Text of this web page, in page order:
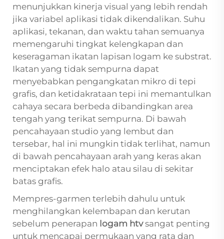
menunjukkan kinerja visual yang lebih rendah
jika variabel aplikasi tidak dikendalikan. Suhu
aplikasi, tekanan, dan waktu tahan semuanya
memengaruhi tingkat kelengkapan dan
keseragaman ikatan lapisan logam ke substrat.
Ikatan yang tidak sempurna dapat
menyebabkan pengangkatan mikro di tepi
grafis, dan ketidakrataan tepi ini memantulkan
cahaya secara berbeda dibandingkan area
tengah yang terikat sempurna. Di bawah
pencahayaan studio yang lembut dan
tersebar, hal ini mungkin tidak terlihat, namun
di bawah pencahayaan arah yang keras akan
menciptakan efek halo atau silau di sekitar
batas grafis.
Mempres-garmen terlebih dahulu untuk
menghilangkan kelembapan dan kerutan
sebelum penerapan logam htvsangat penting
untuk mencapai permukaan yang rata dan